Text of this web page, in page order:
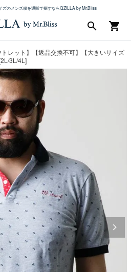
ズのメンズ服を通販で探すならQZILLA by Mr.Bliss
shopping_cart
search
トレット】【返品交換不可】【大きいサイズ
3L/4L]